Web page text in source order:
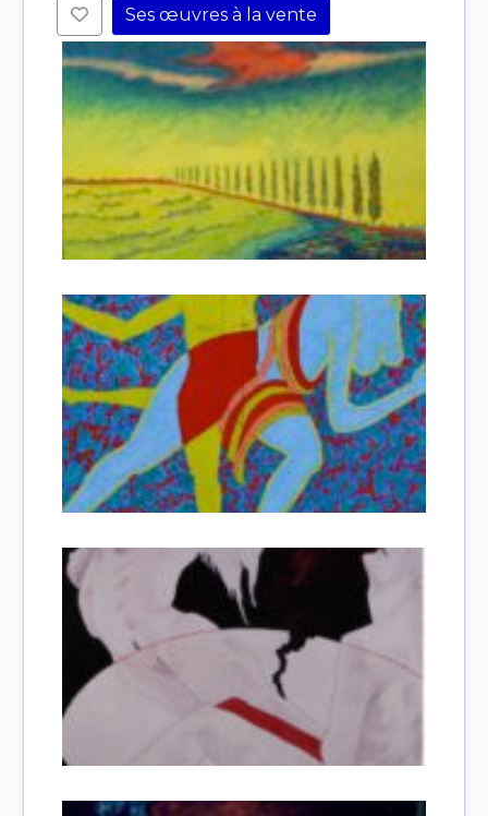
Ses œuvres à la vente